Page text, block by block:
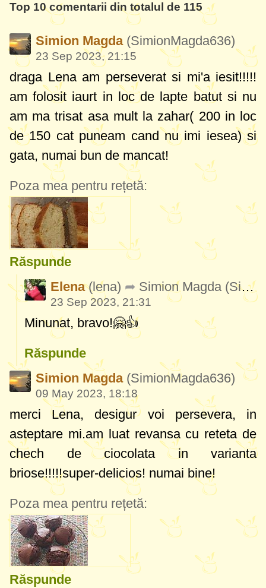
Top 10 comentarii din totalul de 115
Simion Magda (SimionMagda636)
23 Sep 2023, 21:15
draga Lena am perseverat si mi'a iesit!!!!!
am folosit iaurt in loc de lapte batut si nu
am ma trisat asa mult la zahar( 200 in loc
de 150 cat puneam cand nu imi iesea) si
gata, numai bun de mancat!
Poza mea pentru rețetă:
Răspunde
Elena(lena) Simion Magda (SimionMagda636)
23 Sep 2023, 21:31
Minunat, bravo!🤗👍
Răspunde
Simion Magda (SimionMagda636)
09 May 2023, 18:18
merci Lena, desigur voi persevera, in
asteptare mi.am luat revansa cu reteta de
chech de ciocolata in varianta
briose!!!!!super-delicios! numai bine!
Poza mea pentru rețetă:
Răspunde